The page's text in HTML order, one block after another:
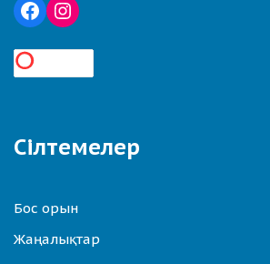
Сілтемелер
Бос орын
Жаңалықтар